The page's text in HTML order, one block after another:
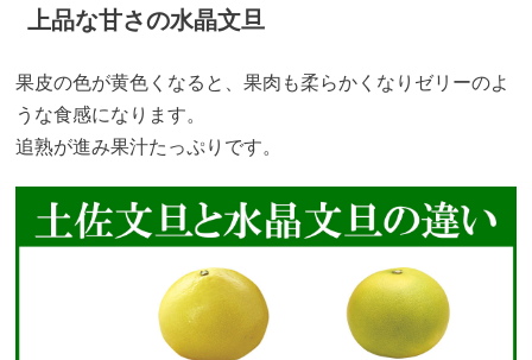
上品な甘さの水晶文旦
果皮の色が黄色くなると、果肉も柔らかくなりゼリーのよ
うな食感になります。
追熟が進み果汁たっぷりです。